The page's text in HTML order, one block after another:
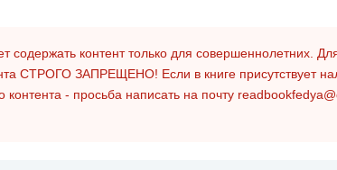
содержать контент только для совершеннолетних.
СТРОГО ЗАПРЕЩЕНО! Если в книге присутствует
контента - просьба написать на почту